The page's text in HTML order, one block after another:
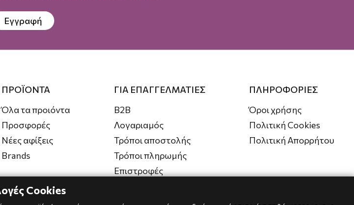
Εγγραφή
ΠΡΟΪΟΝΤΑ
Όλα τα προιόντα
Προσφορές
Νέες αφίξεις
Brands
ΓΙΑ ΕΠΑΓΓΕΛΜΑΤΙΕΣ
B2B
Λογαριαμός
Τρόποι αποστολής
Τρόποι πληρωμής
Επιστροφές
ΠΛΗΡΟΦΟΡΙΕΣ
Όροι χρήσης
Πολιτική Cookies
Πολιτική Απορρήτου
Cookies